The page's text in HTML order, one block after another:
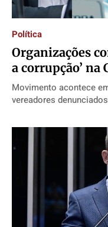
Política
Organizações
a corrupção’ na
Movimento acontece
vereadores denunciados